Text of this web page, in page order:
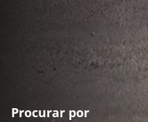
Procurar por